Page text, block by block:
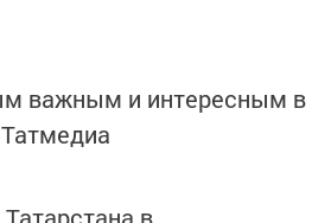
важным и интересным в
Татмедиа